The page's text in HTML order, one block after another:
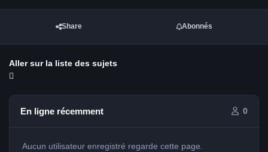
Share Abonnés
Aller sur la liste des sujets
En ligne récemment 0
Aucun utilisateur enregistré regarde cette page.